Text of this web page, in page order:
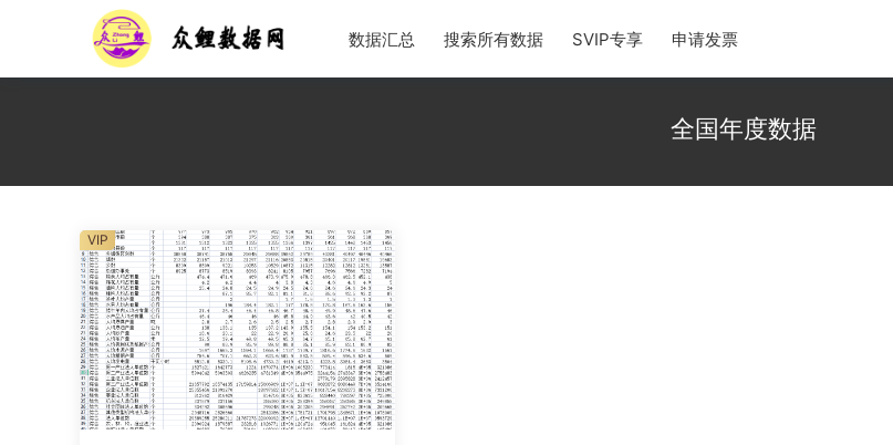
数据汇总 搜索所有数据 SVIP专享 申请发票
全国年度数据
VIP